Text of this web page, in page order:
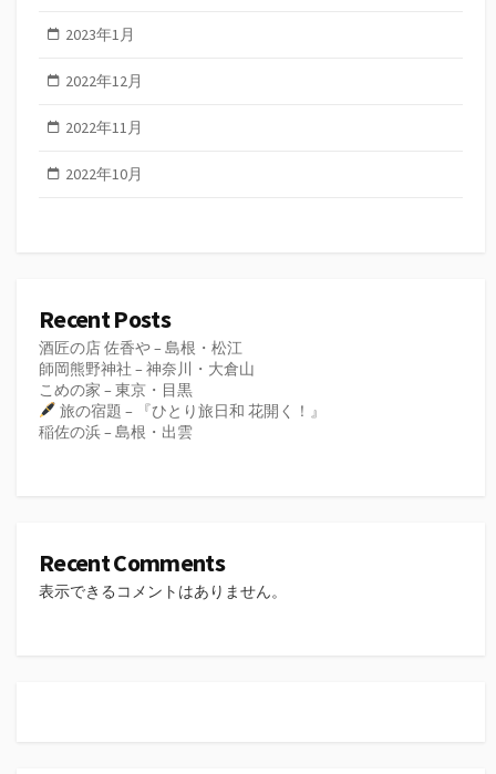
2023年1月
2022年12月
2022年11月
2022年10月
Recent Posts
酒匠の店 佐香や – 島根・松江
師岡熊野神社 – 神奈川・大倉山
こめの家 – 東京・目黒
旅の宿題 – 『ひとり旅日和 花開く！』
稲佐の浜 – 島根・出雲
Recent Comments
表示できるコメントはありません。